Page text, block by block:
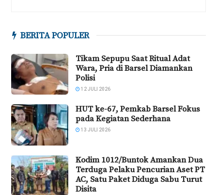
BERITA POPULER
Tikam Sepupu Saat Ritual Adat
Wara, Pria di Barsel Diamankan
Polisi
12 JULI 2026
HUT ke-67, Pemkab Barsel Fokus
pada Kegiatan Sederhana
13 JULI 2026
Kodim 1012/Buntok Amankan Dua
Terduga Pelaku Pencurian Aset PT
AC, Satu Paket Diduga Sabu Turut
Disita